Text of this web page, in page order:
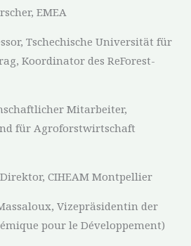
EMEA
Tschechische Universität für
Koordinator des ReForest-
Mitarbeiter,
für Agroforstwirtschaft
CIHEAM Montpellier
Vizepräsidentin der
pour le Développement)